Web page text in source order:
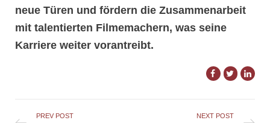
neue Türen und fördern die Zusammenarbeit
mit talentierten Filmemachern, was seine
Karriere weiter vorantreibt.
PREV POST NEXT POST